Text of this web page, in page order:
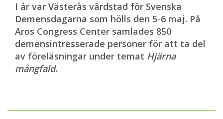
I år var Västerås värdstad för Svenska
Demensdagarna som hölls den 5-6 maj. På
Aros Congress Center samlades 850
demensintresserade personer för att ta del
av föreläsningar under temat Hjärna
mångfald.